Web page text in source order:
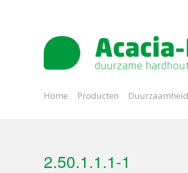
Home Producten Duurzaamheid
2.50.1.1.1-1